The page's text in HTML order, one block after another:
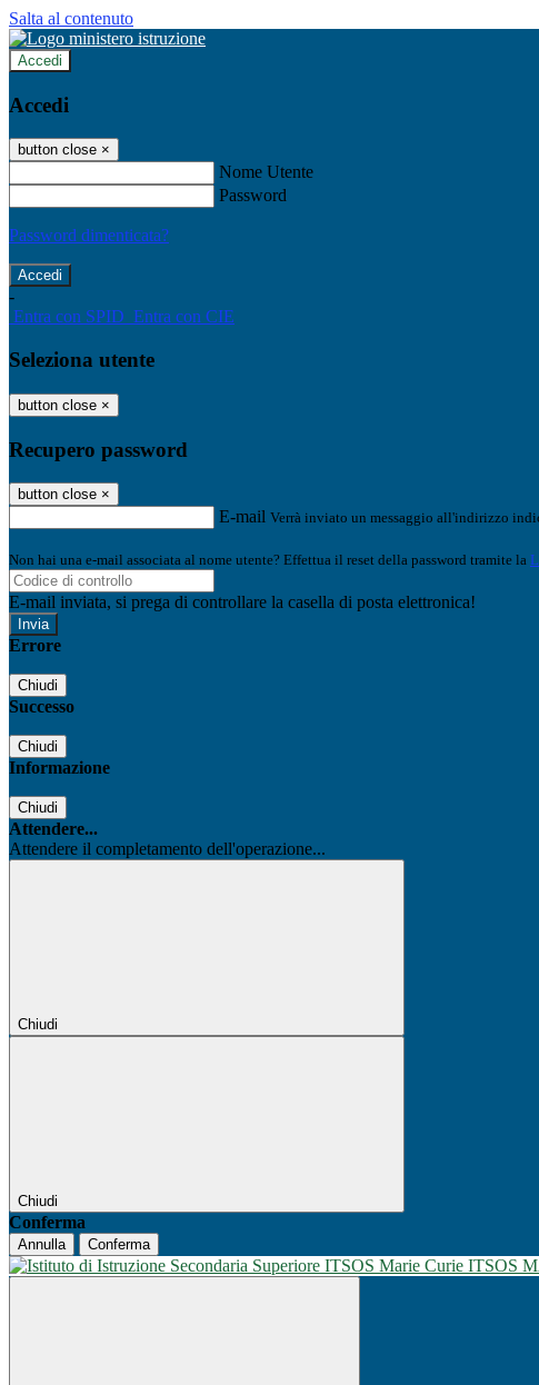
Salta al contenuto
Accedi
Accedi
button close ×
Nome Utente
Password
Password dimenticata?
-
Entra con SPID Entra con CIE
Seleziona utente
button close ×
Recupero password
button close ×
E-mail Verrà inviato un messaggio all'indirizzo
Non hai una e-mail associata al nome utente? Effettua il reset della password tramite la
E-mail inviata, si prega di controllare la casella di posta elettronica!
Errore
Chiudi
Successo
Chiudi
Informazione
Chiudi
Attendere...
Attendere il completamento dell'operazione...
Chiudi
Chiudi
Conferma
Annulla Conferma
ITSOS